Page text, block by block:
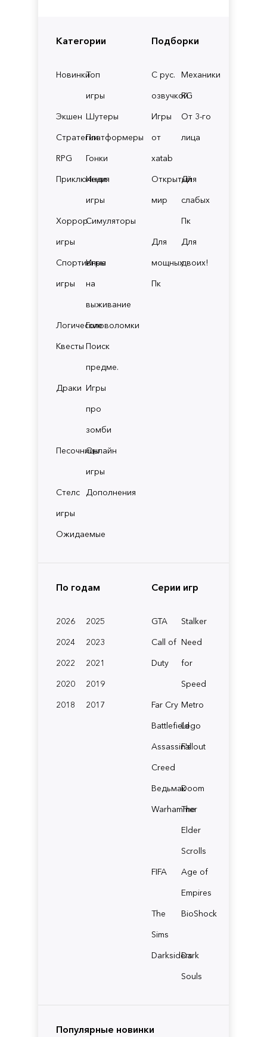
Категории
НовинкиТоп
игры
Экшен Шутеры
СтратегииПлатформеры
RPG
Гонки
Приключения
Инди
игры
Хоррор
игры
Симуляторы
Спортивные
игры
Игры
на
выживание
ЛогическиеГоловоломки
Квесты Поиск
предме.
Драки Игры
про
зомби
ПесочницыОнлайн
игры
Стелс
игры
Дополнения
Ожидаемые
Подборки
С рус.
озвучкой
Механики
RG
Игры
от
xatab
От 3-го
лица
Открытый
мир
Для
слабых
Пк
Для
мощных
Пк
Для
двоих!
По годам
2026
2025
2024
2023
2022
2021
2020
2019
2018
2017
Серии игр
GTA
Stalker
Call of
Duty
Need
for
Speed
Far Cry Metro
BattlefieldLego
Assassin's
Creed
Fallout
ВедьмакDoom
Warhammer
The
Elder
Scrolls
FIFA
Age of
Empires
The
Sims
BioShock
Darksiders
Dark
Souls
Популярные новинки